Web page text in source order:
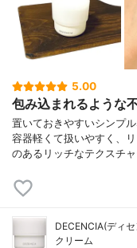
5.00
包み込まれるような
置いておきやすいシンプ
容器軽くて扱いやすく、
のあるリッチなテクスチ
DECENCIA(ディ
クリーム